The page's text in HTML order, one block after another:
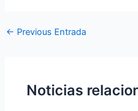
← Previous Entrada
Noticias